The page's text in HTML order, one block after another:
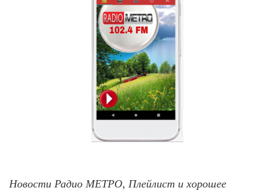
Новости Радио МЕТРО, Плейлист и хорошее